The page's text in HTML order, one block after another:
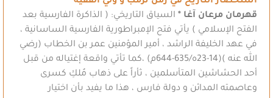
قهرمان مرعان آغا * السياق التاريخي: ( الذاكرة الفارسية بعد
الفتح الإسلامي ) يأتي فتح الإمبراطورية الفارسية الساسانية ،
في عهد الخليفة الراشد ، أمير المؤمنين عمر بن الخطاب (رضي
الله عنه )(14-23ه/635-644م) ،كما تأتي واقعة إغتياله من قبل
أحد الحشاشين المتأسلمين ، ثأراً على ذهاب مُلكِ كسرى
وعاصمته المدائن و دولة فارس ، هذا ما يفيد بأن اختيار